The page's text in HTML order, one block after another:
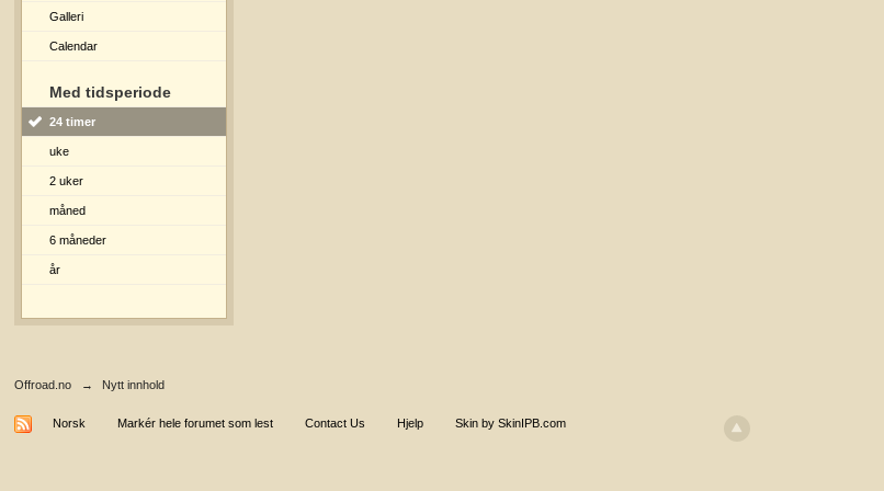
Galleri
Calendar
Med tidsperiode
24 timer
uke
2 uker
måned
6 måneder
år
Offroad.no → Nytt innhold
Norsk Markér hele forumet som lest Contact Us Hjelp Skin by SkinIPB.com